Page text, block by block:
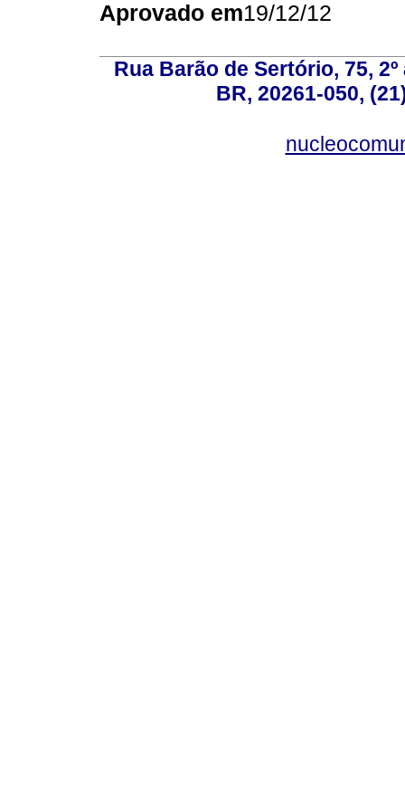
Aprovado em19/12/12
Rua Barão de Sertório, 75,
BR, 20261-050,